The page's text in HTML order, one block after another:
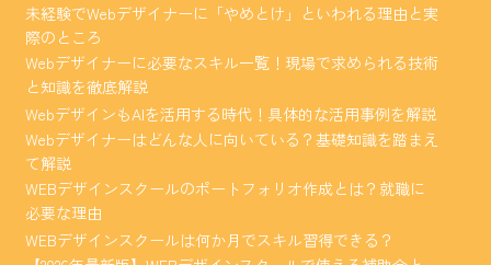
未経験でWebデザイナーに「やめとけ」といわれる理由と実
際のところ
Webデザイナーに必要なスキル一覧！現場で求められる技術
と知識を徹底解説
WebデザインもAIを活用する時代！具体的な活用事例を解説
Webデザイナーはどんな人に向いている？基礎知識を踏まえ
て解説
WEBデザインスクールのポートフォリオ作成とは？就職に
必要な理由
WEBデザインスクールは何か月でスキル習得できる？